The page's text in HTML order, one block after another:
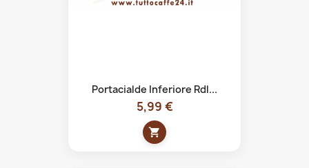
Portacialde Inferiore Rdl...
5,99 €
shopping_cart